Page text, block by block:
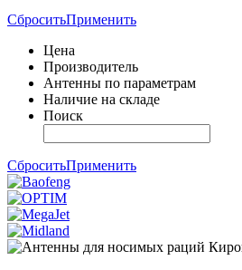
СброситьПрименить
Цена
Производитель
Антенны по параметрам
Наличие на складе
Поиск
СброситьПрименить